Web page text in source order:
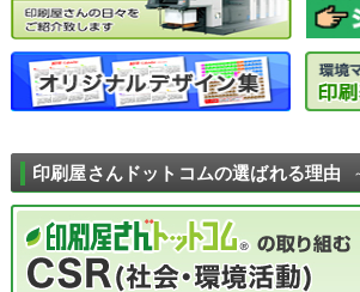
印刷屋さんドットコムの選ばれる理由